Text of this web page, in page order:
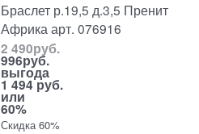
Браслет р.19,5 д.3,5 Пренит
Африка арт. 076916
2 490руб.
996руб.
выгода
1 494 руб.
или
60%
Скидка 60%